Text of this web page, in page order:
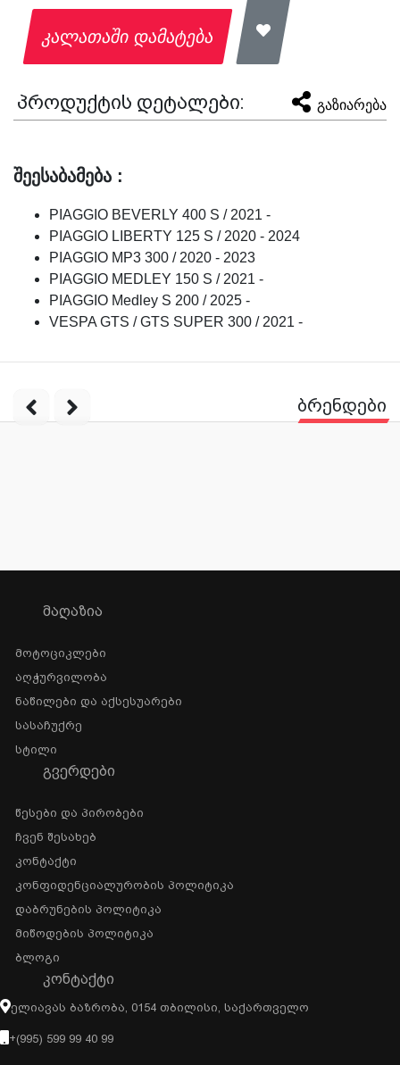
კალათაში დამატება
პროდუქტის დეტალები: გაზიარება
შეესაბამება :
PIAGGIO BEVERLY 400 S / 2021 -
PIAGGIO LIBERTY 125 S / 2020 - 2024
PIAGGIO MP3 300 / 2020 - 2023
PIAGGIO MEDLEY 150 S / 2021 -
PIAGGIO Medley S 200 / 2025 -
VESPA GTS / GTS SUPER 300 / 2021 -
ბრენდები
ᲛᲐᲦᲐᲖᲘᲐ
Მოტოციკლები
Აღჭურვილობა
Ნაწილები Და Აქსესუარები
Სასაჩუქრე
Სტილი
ᲒᲕᲔᲠᲓᲔᲑᲘ
Წესები Და Პირობები
Ჩვენ Შესახებ
Კონტაქტი
Კონფიდენციალურობის Პოლიტიკა
Დაბრუნების Პოლიტიკა
Მიწოდების Პოლიტიკა
Ბლოგი
ᲙᲝᲜᲢᲐᲥᲢᲘ
Ელიავას Ბაზრობა, 0154 Თბილისი, Საქართველო
+(995) 599 99 40 99